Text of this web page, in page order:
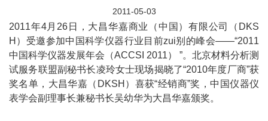
2011-05-03
2011年4月26日，大昌华嘉商业（中国）有限公司（DKS
H）受邀参加中国科学仪器行业目前zui别的峰会——“2011
中国科学仪器发展年会（ACCSI 2011） ”。北京材料分析测
试服务联盟副秘书长凌玲女士现场揭晓了“2010年度厂商”获
奖名单，大昌华嘉（DKSH）喜获“经销商”奖，中国仪器仪
表学会副理事长兼秘书长吴幼华为大昌华嘉颁奖。